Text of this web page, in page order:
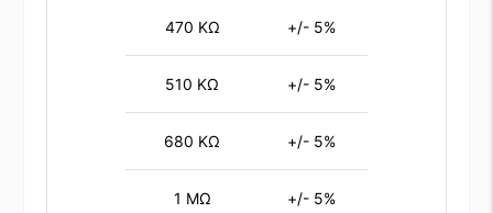
470 KΩ +/- 5%
510 KΩ +/- 5%
680 KΩ +/- 5%
1 MΩ +/- 5%